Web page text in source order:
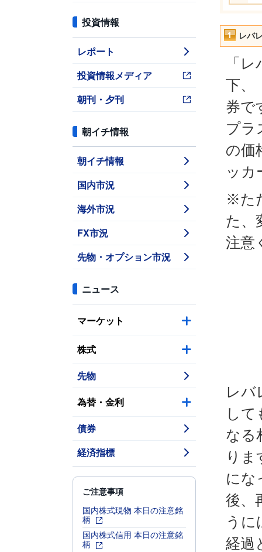
投資情報
レポート
投資情報メディア
朝刊・夕刊
朝イチ情報
朝イチ情報
国内市況
海外市況
FX市況
先物・オプション市況
ニュース
マーケット
株式
先物
為替・金利
債券
経済指標
ご注意事項
国内株式現物 本日の注意銘
柄
国内株式信用 本日の注意銘
柄
レバ
「
下、
券で
プラ
の価
ッカ
※た
た、
注意
レバ
して
なる
りま
にな
後、
うに
経過